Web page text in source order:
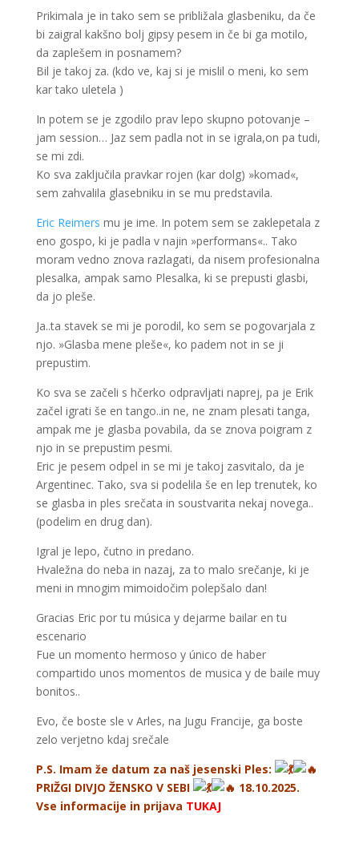
Prikimala je in tako sem se približala glasbeniku, da če
bi zaigral kakšno bolj gipsy pesem in če bi ga motilo,
da zaplešem in posnamem?
Bil je takoj za. (kdo ve, kaj si je mislil o meni, ko sem
kar tako uletela )
In potem se je zgodilo prav lepo skupno potovanje –
jam session… Jaz sem padla not in se igrala,on pa tudi,
se mi zdi.
Ko sva zaključila pravkar rojen (kar dolg) »komad«,
sem zahvalila glasebniku in se mu predstavila.
Eric Reimers mu je ime. In potem sem se zaklepetala z
eno gospo, ki je padla v najin »performans«.. Tako
moram vedno znova razlagati, da nisem profesionalna
plesalka, ampak samo Plesalka, ki se prepusti glasbi,
da jo pleše.
Ja..ta stavek se mi je porodil, ko sem se pogovarjala z
njo. »Glasba mene pleše«, ko padem not in se ji
prepustim.
Ko sva se začeli s hčerko odpravljati naprej, pa je Erik
začel igrati še en tango..in ne, ne znam plesati tanga,
ampak me je glasba povabila, da se znova poigram z
njo in se prepustim pesmi.
Eric je pesem odpel in se mi je takoj zasvitalo, da je
Argentinec. Tako, sva si podelila še en lep trenutek, ko
se glasba in ples srečata in soustvarita nekaj novega..
(podelim en drug dan).
Igral je lepo, čutno in predano.
Hvaležna do neba in nazaj, za to malo srečanje, ki je
meni in mnogim mimoidočim polepšalo dan!
Gracias Eric por tu música y dejarme bailar en tu
escenario
Fue un momento hermoso y único de haber
compartido unos momentos de musica y de baile muy
bonitos..
Evo, če boste sle v Arles, na Jugu Francije, ga boste
zelo verjetno kdaj srečale
P.S. Imam že datum za naš jesenski Ples:
PRIŽGI DIVJO ŽENSKO V SEBI
18.10.2025.
Vse informacije in prijava TUKAJ